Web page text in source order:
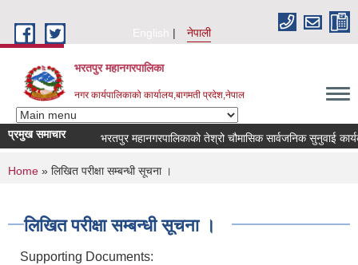
English
नेपाली
भरतपुर महानगरपालिका
नगर कार्यपालिकाको कार्यालय,बागमती प्रदेश,नेपाल
प्रमुख समाचार भरतपुर महानगरपालिकाको तेश्रो चौमासिक सार्वजनिक सुनुवाई कार्यक्रम
You are here
Home » लिखित परीक्षा सम्बन्धी सूचना ।
लिखित परीक्षा सम्बन्धी सूचना ।
Supporting Documents: